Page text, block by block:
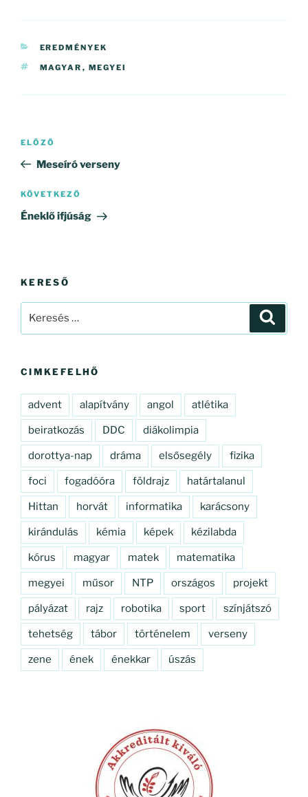
KATEGÓRIÁK
EREDMÉNYEK
CÍMKÉK
MAGYAR , MEGYEI
Bejegyzés
Korábbi
bejegyzés
ELŐZŐ
Meseíró verseny
Következő
bejegyzés
KÖVETKEZŐ
Éneklő ifjúság
KERESŐ
CIMKEFELHŐ
advent alapítvány angol atlétika
beiratkozás DDC diákolimpia
dorottya-nap dráma elsősegély fizika
foci fogadóóra földrajz határtalanul
Hittan horvát informatika karácsony
kirándulás kémia képek kézilabda
kórus magyar matek matematika
megyei műsor NTP országos projekt
pályázat rajz robotika sport színjátszó
tehetség tábor történelem verseny
zene ének énekkar úszás